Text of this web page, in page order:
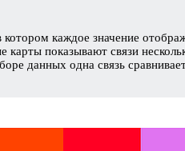
каждое значение
карты показывают связи
данных одна связь